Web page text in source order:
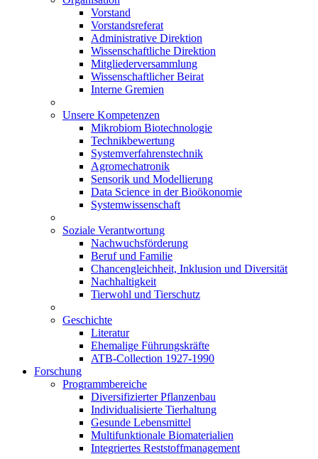
Vorstand
Vorstandsreferat
Administrative Direktion
Wissenschaftliche Direktion
Mitgliederversammlung
Wissenschaftlicher Beirat
Interne Gremien
Unsere Kompetenzen
Mikrobiom Biotechnologie
Technikbewertung
Systemverfahrenstechnik
Agromechatronik
Sensorik und Modellierung
Data Science in der Bioökonomie
Systemwissenschaft
Soziale Verantwortung
Nachwuchsförderung
Beruf und Familie
Chancengleichheit, Inklusion und Diversität
Nachhaltigkeit
Tierwohl und Tierschutz
Geschichte
Literatur
Ehemalige Führungskräfte
ATB-Collection 1927-1990
Forschung
Programmbereiche
Diversifizierter Pflanzenbau
Individualisierte Tierhaltung
Gesunde Lebensmittel
Multifunktionale Biomaterialien
Integriertes Reststoffmanagement